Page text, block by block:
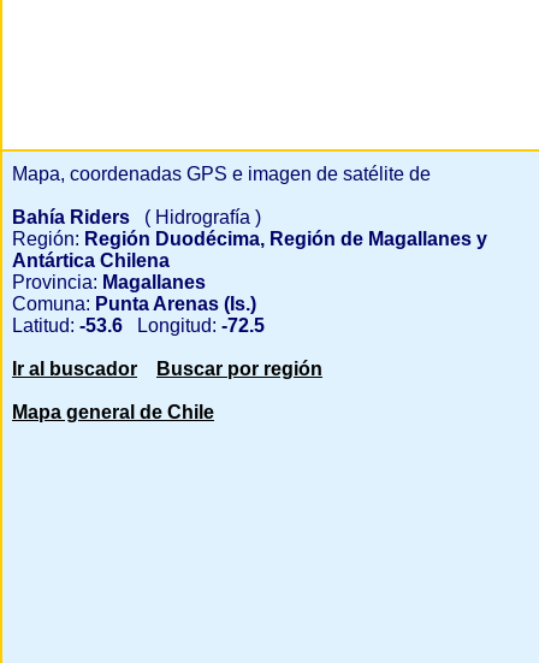
Mapa, coordenadas GPS e imagen de satélite de
Bahía Riders
( Hidrografía )
Región: Región Duodécima, Región de Magallanes y
Antártica Chilena
Provincia: Magallanes
Comuna: Punta Arenas (Is.)
Latitud: -53.6 Longitud: -72.5
Ir al buscador Buscar por región
Mapa general de Chile